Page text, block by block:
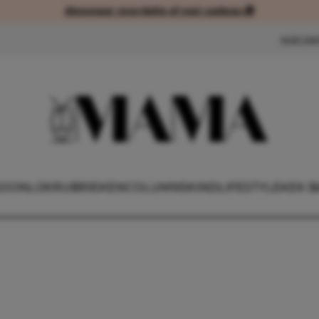
Abonneer voordelig of met cadeau 🎁
Abonneer voordelig of met